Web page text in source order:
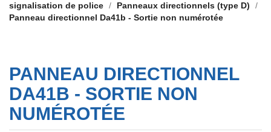
PANONCEAUX DE SIGNALISATION
signalisation de police
Panneaux directionnels (type D)
Panneau directionnel Da41b - Sortie non numérotée
PANNEAU DIRECTIONNEL
DA41B - SORTIE NON
NUMÉROTÉE